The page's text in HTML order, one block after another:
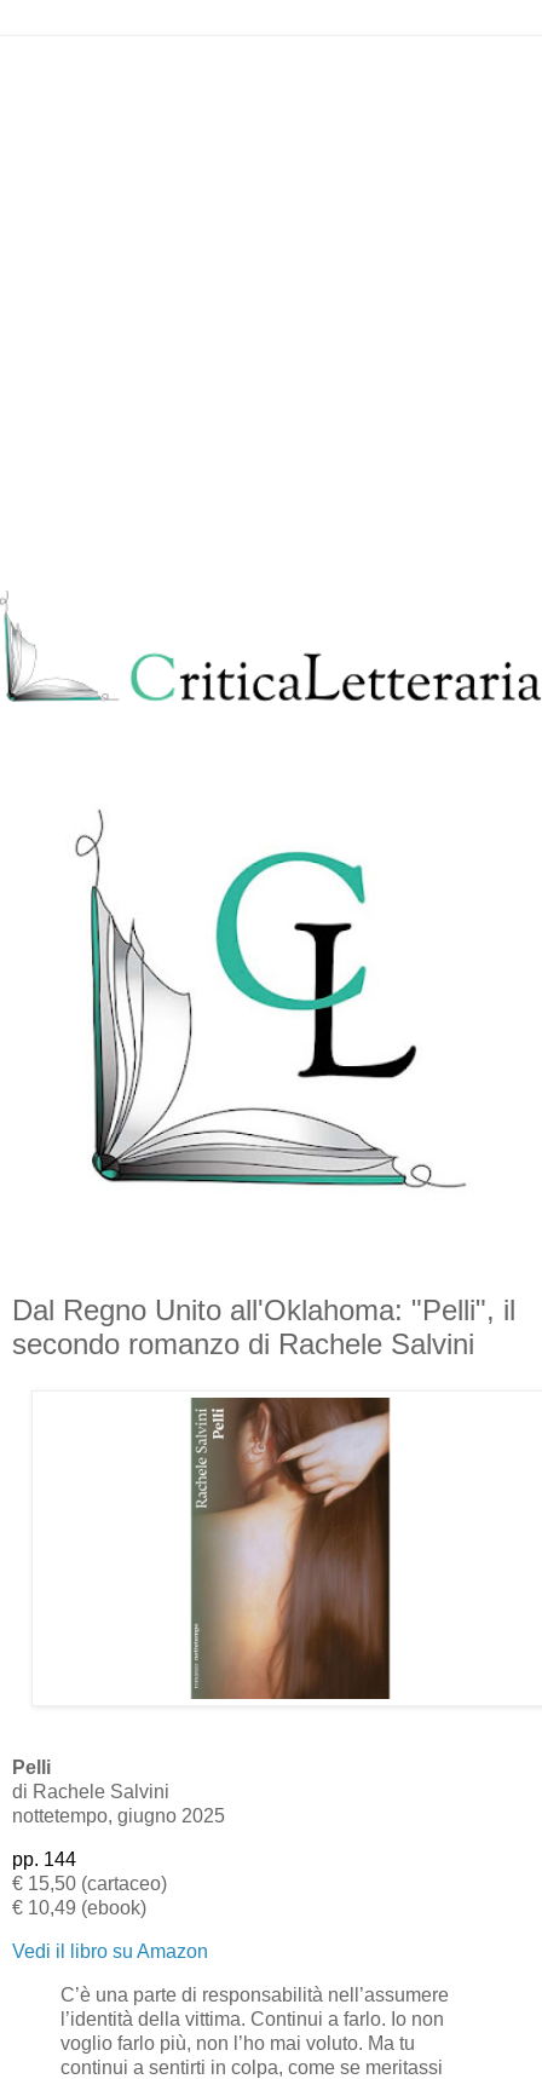
Dal Regno Unito all'Oklahoma: "Pelli", il
secondo romanzo di Rachele Salvini
Pelli
di Rachele Salvini
nottetempo, giugno 2025
pp. 144
€ 15,50 (cartaceo)
€ 10,49 (ebook)
Vedi il libro su Amazon
C’è una parte di responsabilità nell’assumere
l’identità della vittima. Continui a farlo. Io non
voglio farlo più, non l’ho mai voluto. Ma tu
continui a sentirti in colpa, come se meritassi